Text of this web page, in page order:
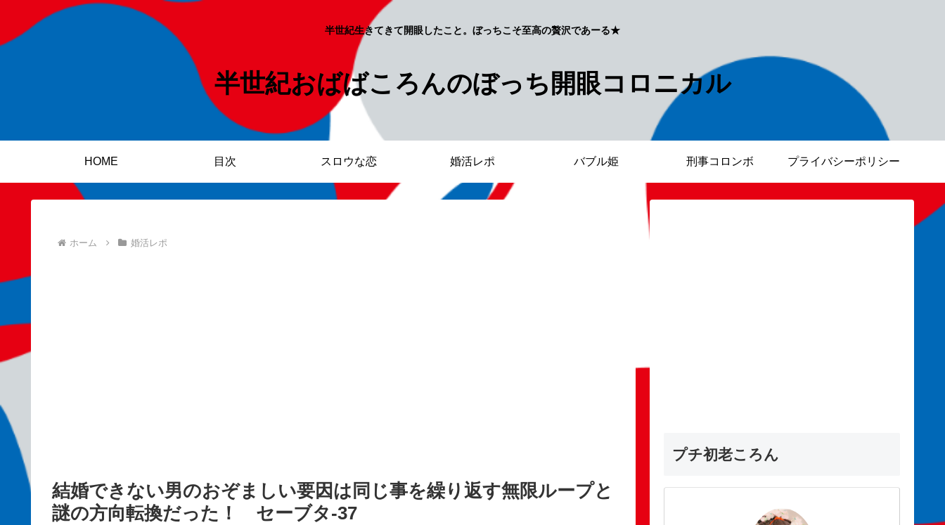
半世紀生きてきて開眼したこと。ぼっちこそ至高の贅沢であーる★
半世紀おばばころんのぼっち開眼コロニカル
HOME 目次 スロウな恋 婚活レポ バブル姫 刑事コロンボ プライバシーポリシー
ホーム 婚活レポ
結婚できない男のおぞましい要因は同じ事を繰り返す無限ループと
謎の方向転換だった！ セーブタ-37
プチ初老ころん